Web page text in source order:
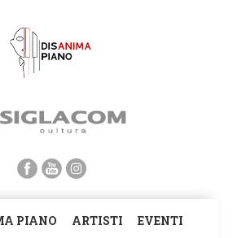
PIANO ARTISTI
EVENTI